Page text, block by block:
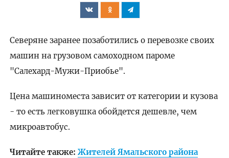
Северяне заранее позаботились о перевозке своих
машин на грузовом самоходном пароме
"Салехард-Мужи-Приобье".
Цена машиноместа зависит от категории и кузова
- то есть легковушка обойдется дешевле, чем
микроавтобус.
Читайте также: Жителей Ямальского района